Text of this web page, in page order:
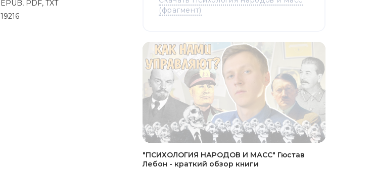
EPUB, PDF, TXT
19216
(фрагмент)
"ПСИХОЛОГИЯ НАРОДОВ И МАСС" Гюстав
Лебон - краткий обзор книги